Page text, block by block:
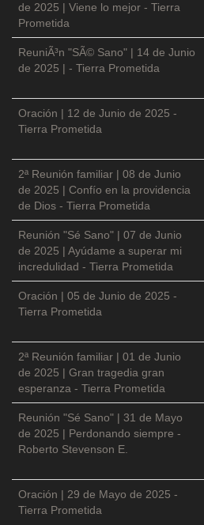
de 2025 | Viene lo mejor - Tierra
Prometida
ReuniÃ³n "SÃ© Sano" | 14 de Junio
de 2025 | - Tierra Prometida
Oración | 12 de Junio de 2025 -
Tierra Prometida
2ª Reunión familiar | 08 de Junio
de 2025 | Confío en la providencia
de Dios - Tierra Prometida
Reunión "Sé Sano" | 07 de Junio
de 2025 | Ayúdame a superar mi
incredulidad - Tierra Prometida
Oración | 05 de Junio de 2025 -
Tierra Prometida
2ª Reunión familiar | 01 de Junio
de 2025 | Gran tragedia gran
esperanza - Tierra Prometida
Reunión "Sé Sano" | 31 de Mayo
de 2025 | Perdonando siempre -
Roberto Stevenson E.
Oración | 29 de Mayo de 2025 -
Tierra Prometida